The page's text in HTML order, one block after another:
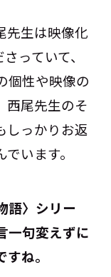
先生は映像化
っていて、
個性や映像の
西尾先生のそ
しっかりお返
います。
語〉シリー
一句変えずに
ね。